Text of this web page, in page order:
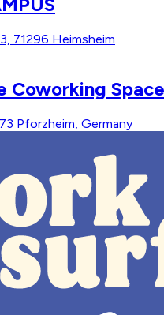
71296 Heimsheim
Coworking
Pforzheim, Germany